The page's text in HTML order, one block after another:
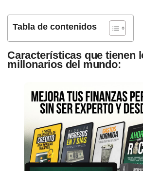
Tabla de contenidos
Características que tienen
millonarios del mundo: